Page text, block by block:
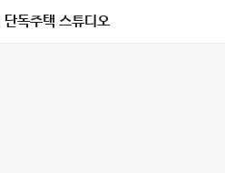
독주택 스튜디오